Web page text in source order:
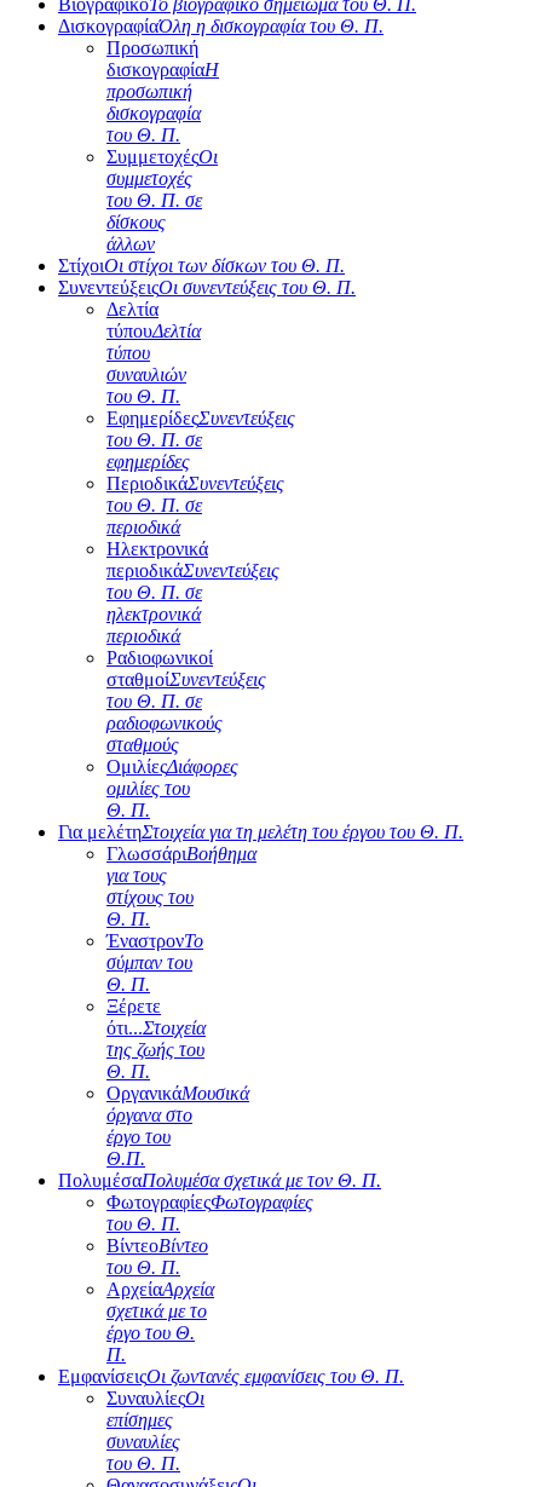
ΒιογραφικόΤο βιογραφικό σημείωμα του Θ. Π.
ΔισκογραφίαΌλη η δισκογραφία του Θ. Π.
Προσωπική
δισκογραφίαΗ
προσωπική
δισκογραφία
του Θ. Π.
ΣυμμετοχέςΟι
συμμετοχές
του Θ. Π. σε
δίσκους
άλλων
ΣτίχοιΟι στίχοι των δίσκων του Θ. Π.
ΣυνεντεύξειςΟι συνεντεύξεις του Θ. Π.
Δελτία
τύπουΔελτία
τύπου
συναυλιών
του Θ. Π.
ΕφημερίδεςΣυνεντεύξεις
του Θ. Π. σε
εφημερίδες
ΠεριοδικάΣυνεντεύξεις
του Θ. Π. σε
περιοδικά
Ηλεκτρονικά
περιοδικάΣυνεντεύξεις
του Θ. Π. σε
ηλεκτρονικά
περιοδικά
Ραδιοφωνικοί
σταθμοίΣυνεντεύξεις
του Θ. Π. σε
ραδιοφωνικούς
σταθμούς
ΟμιλίεςΔιάφορες
ομιλίες του
Θ. Π.
Για μελέτηΣτοιχεία για τη μελέτη του έργου του Θ. Π.
ΓλωσσάριΒοήθημα
για τους
στίχους του
Θ. Π.
ΈναστρονΤο
σύμπαν του
Θ. Π.
Ξέρετε
ότι...Στοιχεία
της ζωής του
Θ. Π.
ΟργανικάΜουσικά
όργανα στο
έργο του
Θ.Π.
ΠολυμέσαΠολυμέσα σχετικά με τον Θ. Π.
ΦωτογραφίεςΦωτογραφίες
του Θ. Π.
ΒίντεοΒίντεο
του Θ. Π.
ΑρχείαΑρχεία
σχετικά με το
έργο του Θ.
Π.
ΕμφανίσειςΟι ζωντανές εμφανίσεις του Θ. Π.
ΣυναυλίεςΟι
επίσημες
συναυλίες
του Θ. Π.